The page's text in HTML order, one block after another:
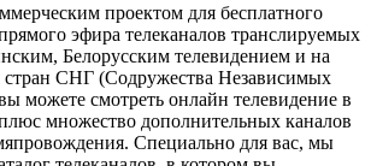
проектом для бесплатного
эфира телеканалов транслируемых
Белорусским телевидением и на
стран СНГ (Содружества Независимых
можете смотреть онлайн телевидение в
множество дополнительных каналов
Специально для вас, мы